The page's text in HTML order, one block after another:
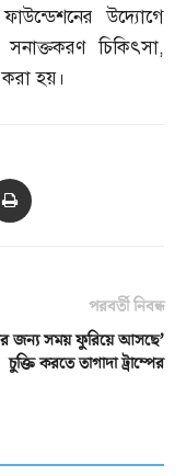
উদ্যোগে
চিকিৎসা,
হয়।
পরবর্তী নিবন্ধ
জন্য সময় ফুরিয়ে আসছে’
চুক্তি করতে তাগাদা ট্রাম্পের